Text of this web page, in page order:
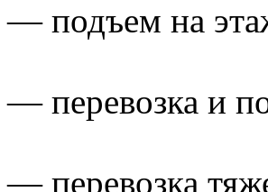
— подъем на
— перевозка и
— перевозка